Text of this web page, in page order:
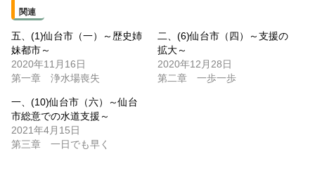
関連
五、(1)仙台市（一）～歴史姉
妹都市～
2020年11月16日
第一章 浄水場喪失
二、(6)仙台市（四）～支援の
拡大～
2020年12月28日
第二章 一歩一歩
一、(10)仙台市（六）～仙台
市総意での水道支援～
2021年4月15日
第三章 一日でも早く